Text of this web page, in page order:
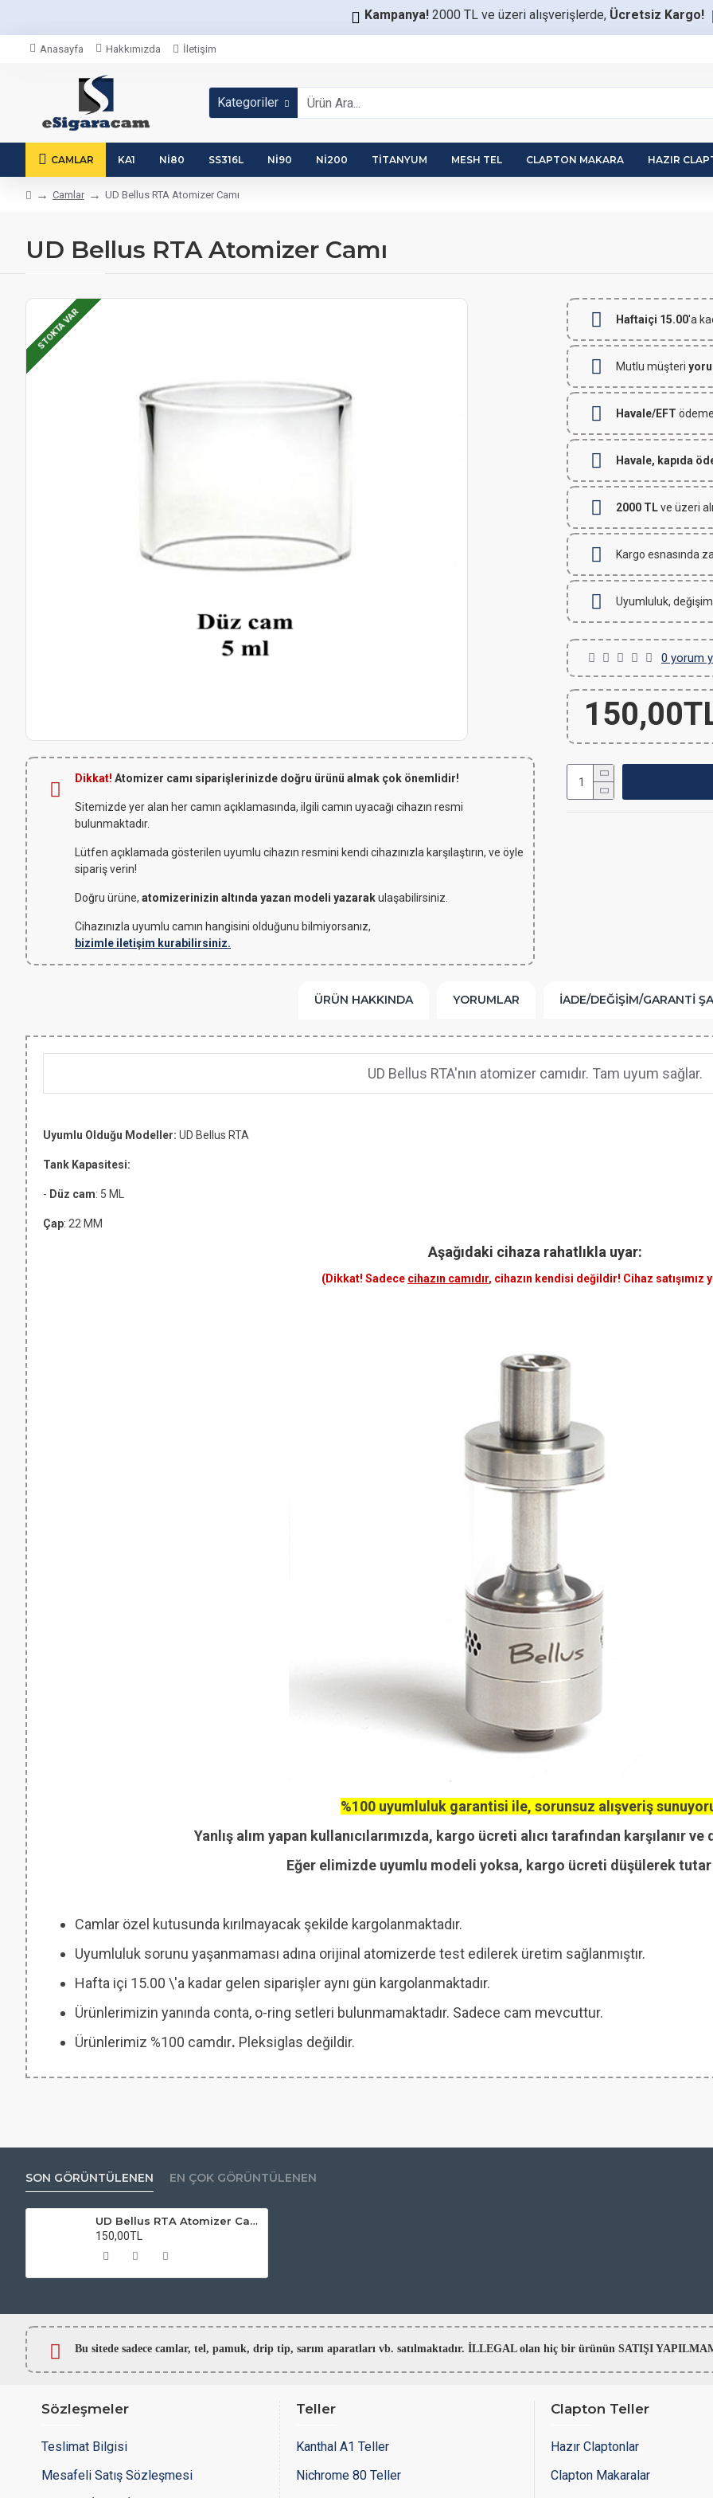
Kampanya! 2000 TL ve üzeri alışverişlerde, Ücretsiz Kargo!
Anasayfa Hakkımızda İletişim
Kategoriler
CAMLAR KA1 NI80 SS316L NI90 NI200 TITANYUM MESH TEL CLAPTON MAKARA HAZIR
Camlar UD Bellus RTA Atomizer Camı
UD Bellus RTA Atomizer Camı
STOKTA VAR
Dikkat! Atomizer camı siparişlerinizde doğru ürünü almak çok önemlidir!
Sitemizde yer alan her camın açıklamasında, ilgili camın uyacağı cihazın resmi
bulunmaktadır.
Lütfen açıklamada gösterilen uyumlu cihazın resmini kendi cihazınızla karşılaştırın, ve öyle
sipariş verin!
Doğru ürüne, atomizerinizin altında yazan modeli yazarakulaşabilirsiniz.
Cihazınızla uyumlu camın hangisini olduğunu bilmiyorsanız,
bizimle iletişim kurabilirsiniz.
Haftaiçi 15.00'a
Mutlu müşteri
Havale/EFT
Havale, kapıda
2000 TLve üzeri
Kargo esnasında
Uyumluluk,
0 yorum
ÜRÜN HAKKINDA YORUMLAR İADE/DEĞIŞIM/GARANTI
UD Bellus RTA'nın atomizer camıdır. Tam uyum sağlar.
Uyumlu Olduğu Modeller: UD Bellus RTA
Tank Kapasitesi:
- Düz cam: 5 ML
Çap: 22 MM
Aşağıdaki cihaza rahatlıkla uyar:
(Dikkat! Sadece cihazın camıdır, cihazın kendisi değildir! Cihaz satışımız
%100 uyumluluk garantisi ile, sorunsuz alışveriş
Yanlış alım yapan kullanıcılarımızda, kargo ücreti alıcı tarafından karşılanır
Eğer elimizde uyumlu modeli yoksa, kargo ücreti düşülerek
Camlar özel kutusunda kırılmayacak şekilde kargolanmaktadır.
Uyumluluk sorunu yaşanmaması adına orijinal atomizerde test edilerek üretim sağlanmıştır.
Hafta içi 15.00 \'a kadar gelen siparişler aynı gün kargolanmaktadır.
Ürünlerimizin yanında conta, o-ring setleri bulunmamaktadır. Sadece cam mevcuttur.
Ürünlerimiz %100 camdır. Pleksiglas değildir.
SON GÖRÜNTÜLENEN EN ÇOK GÖRÜNTÜLENEN
UD Bellus RTA Atomizer Camı
150,00TL
Bu sitede sadece camlar, tel, pamuk, drip tip, sarım aparatları vb. satılmaktadır. İLLEGAL olan hiç bir ürünün SATIŞI
Sözleşmeler
Teslimat Bilgisi
Mesafeli Satış Sözleşmesi
Teller
Kanthal A1 Teller
Nichrome 80 Teller
Clapton Teller
Hazır Claptonlar
Clapton Makaralar